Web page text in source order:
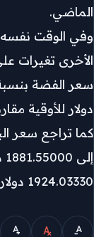
الماضي.
وفي الوقت
الأخرى
1924.03330 دولار الذي كان عليه يوم "الأحد" الماضي.